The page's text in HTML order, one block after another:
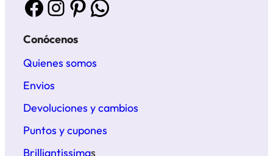
Facebook Instagram Pinterest WhatsApp
Conócenos
Quienes somos
Envios
Devoluciones y cambios
Puntos y cupones
Brilliantissimas